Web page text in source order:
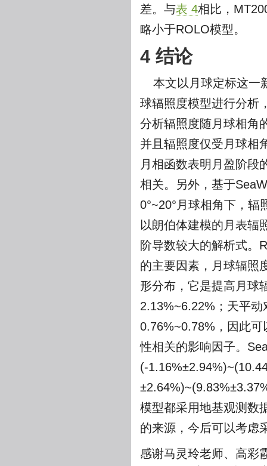
差。与表 4相比，
略小于ROLO模型。
4 结论
本文以月球定标这一
球辐照度模型进行分析
分析辐照度随月球相角
并且辐照度仅受月球相
月相函数表明月盈阶段
相关。另外，基于
0°~20°月球相角下，
以朗伯体建模的月表辐
阶导数较大的解析式。
的主要因素，月球辐照
形分布，它是提高月球
2.13%~6.22%；天平
0.76%~0.78%，因此
性相关的影响因子。
(-
模型都采用地基观测数
的来源，今后可以考虑
感谢马灵玲老师、高彩